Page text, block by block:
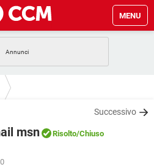
MENU
WHATSAPP
GAMING
Successivo
msn Risolto/Chiuso